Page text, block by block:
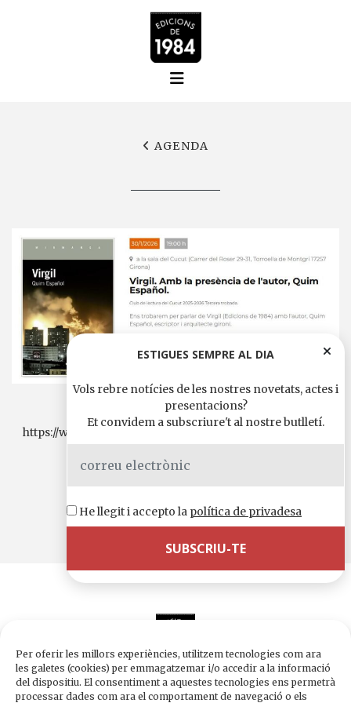
Per oferir les millors experiències, utilitzem tecnologies com ara
les galetes (cookies) per emmagatzemar i/o accedir a la informació
del dispositiu. El consentiment a aquestes tecnologies ens permetrà
processar dades com ara el comportament de navegació o els
AGENDA
30 gener, 2026 19:00 h.
https://www.llibreriaelcucut.cat/event/172/virgil-amb-la-
presencia-de-lautor-quim-espanol
Comparteix-ho a
Edicions de 1984
ESTIGUES SEMPRE AL DIA
Vols rebre notícies de les nostres novetats, actes i
presentacions?
Et convidem a subscriure't al nostre butlletí.
He llegit i accepto la política de privadesa